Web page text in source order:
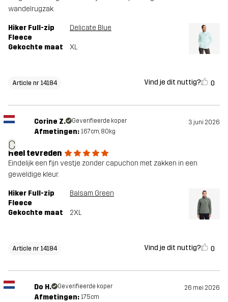
wandelrugzak.
Hiker Full-zip
Fleece
Delicate Blue
Gekochte maat XL
Article nr 14184 Vind je dit nuttig? 0
C
Corine Z. Geverifieerde koper 3 juni 2026
Afmetingen: 167cm, 80kg
Heel tevreden
Eindelijk een fijn vestje zonder capuchon met zakken in een
geweldige kleur.
Hiker Full-zip
Fleece
Balsam Green
Gekochte maat 2XL
Article nr 14184 Vind je dit nuttig? 0
Do H. Geverifieerde koper 26 mei 2026
Afmetingen: 175cm